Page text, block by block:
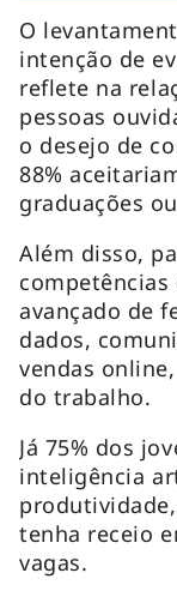
O
intenção de
reflete na
pessoas
o desejo de
88%
graduações
Além disso,
avançado de
dados,
vendas
do trabalho.
Já 75% dos
inteligência
tenha receio
vagas.